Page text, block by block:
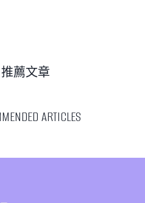
ARTICLES
推薦文章